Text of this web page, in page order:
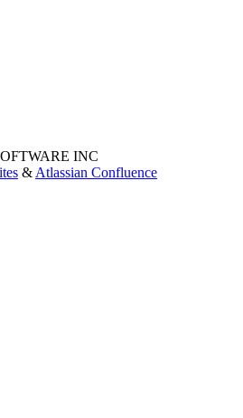
INC
& Atlassian Confluence